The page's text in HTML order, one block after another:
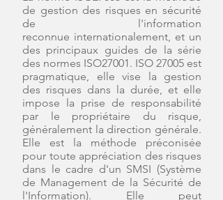
de gestion des risques en sécurité
de l'information
reconnue internationalement, et un
des principaux guides de la série
des normes ISO27001. ISO 27005 est
pragmatique, elle vise la gestion
des risques dans la durée, et elle
impose la prise de responsabilité
par le propriétaire du risque,
généralement la direction générale.
Elle est la méthode préconisée
pour toute appréciation des risques
dans le cadre d'un SMSI (Système
de Management de la Sécurité de
l'Information). Elle peut